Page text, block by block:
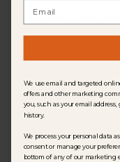
Tolle Allrounder-
Email
We use email and targeted
offers and other marketing
you, such as your email
history.
We process your personal data
consent or manage your
bottom of any of our marketing